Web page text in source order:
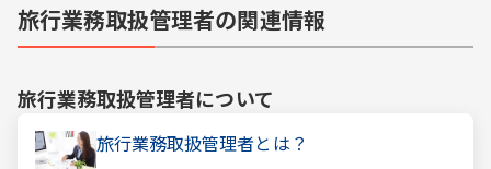
旅行業務取扱管理者の関連情報
旅行業務取扱管理者について
旅行業務取扱管理者とは？